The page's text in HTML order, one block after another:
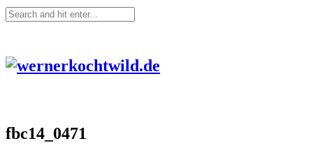
fbc14_0471